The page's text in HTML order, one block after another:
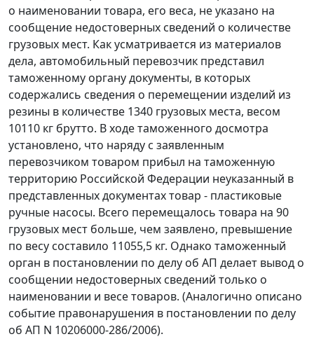
о наименовании товара, его веса, не указано на
сообщение недостоверных сведений о количестве
грузовых мест. Как усматривается из материалов
дела, автомобильный перевозчик представил
таможенному органу документы, в которых
содержались сведения о перемещении изделий из
резины в количестве 1340 грузовых места, весом
10110 кг брутто. В ходе таможенного досмотра
установлено, что наряду с заявленным
перевозчиком товаром прибыл на таможенную
территорию Российской Федерации неуказанный в
представленных документах товар - пластиковые
ручные насосы. Всего перемещалось товара на 90
грузовых мест больше, чем заявлено, превышение
по весу составило 11055,5 кг. Однако таможенный
орган в постановлении по делу об АП делает вывод о
сообщении недостоверных сведений только о
наименовании и весе товаров. (Аналогично описано
событие правонарушения в постановлении по делу
об АП N 10206000-286/2006).